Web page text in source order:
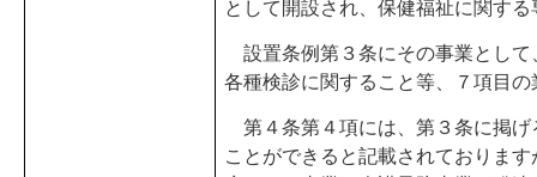
として開設され、保健福祉に関す
設置条例第３条にその事業として
各種検診に関すること等、７項目
第４条第４項には、第３条に掲げ
ことができると記載されておりま